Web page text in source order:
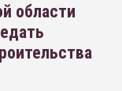
области